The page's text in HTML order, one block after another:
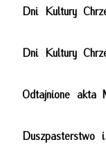
Dni Kultury
Dni Kultury
Odtajnione akta
Duszpasterstwo